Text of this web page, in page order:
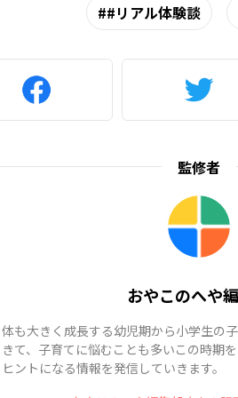
#リアル体験談
監修者
おやこのへや
も大きく成長する幼児期から小学生の
て、子育てに悩むことも多いこの時期
ントになる情報を発信していきます。